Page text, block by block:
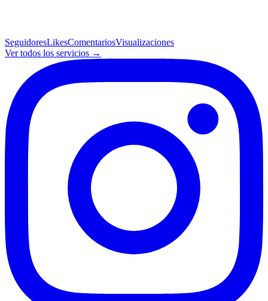
SeguidoresLikesComentariosVisualizaciones
Ver todos los servicios →